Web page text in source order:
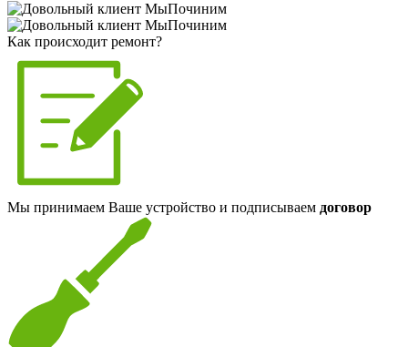
Как происходит ремонт?
Мы принимаем Ваше устройство и подписываем договор